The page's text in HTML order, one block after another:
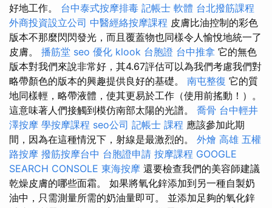
好地工作。 台中泰式按摩排毒 記帳士 軟體 台北撥筋課程
外商投資設立公司 中醫經絡按摩課程 皮膚比油控制的彩色
版本不那麼閃閃發光，而且覆蓋物也同樣令人愉悅地統一了
皮膚。 播筋堂 seo 優化 klook 台胞證 台中推拿 它的無色
版本對我們來說非常好，其4.67評估可以為我們考慮我們對
略帶顏色的版本的興趣提供良好的基礎。 南屯整復 它的質
地同樣輕，略帶液體，使其更易於工作（使用前搖動！）。
這意味著人們接觸到模仿南部太陽的光譜。 喬骨 台中輕井
澤按摩 學按摩課程 seo公司 記帳士 課程 應該參加此期
間，因為在這種情況下，射線是最激烈的。 外燴 高雄 五權
路按摩 撥筋按摩台中 台胞證申請 按摩課程 GOOGLE
SEARCH CONSOLE 東海按摩 還要檢查我們的美容師建議
乾燥皮膚的哪些面霜。 如果將氧化鋅添加到另一種自製奶
油中，只需測量所需的奶油量即可。 並添加足夠的氧化鋅